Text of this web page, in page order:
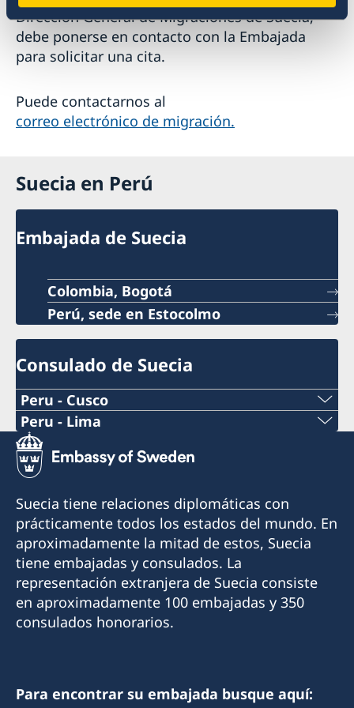
Dirección General de Migraciones de Suecia,
debe ponerse en contacto con la Embajada
para solicitar una cita.
Puede contactarnos al
correo electrónico de migración.
Suecia en Perú
Embajada de Suecia
Colombia, Bogotá
Perú, sede en Estocolmo
Consulado de Suecia
Peru - Cusco
Consulado Honorario de Suecia en Cusco
Cónsul Honorario: Boris Gómez Luna
Email: borisgomez19@gmail.com
Teléfono: +51 994374176
Visitas: solo con cita previa (agenda por
teléfono o email)
Peru - Lima
Consulado Honorario de Suecia en Lima
Cónsul Honorario: Xavier de Romaña
En el consulado también trabaja un asistente
consular y un asistente comercial.
Email asuntos consulares:
lima@consuladodesuecia.pe
Email asuntos comerciales:
andrea.silva@consuladodesuecia.pe
Horario de teléfono: lunes a viernes de 09:00 a
Suecia tiene relaciones diplomáticas con
prácticamente todos los estados del mundo. En
aproximadamente la mitad de estos, Suecia
tiene embajadas y consulados. La
representación extranjera de Suecia consiste
en aproximadamente 100 embajadas y 350
consulados honorarios.
Para encontrar su embajada busque aquí: